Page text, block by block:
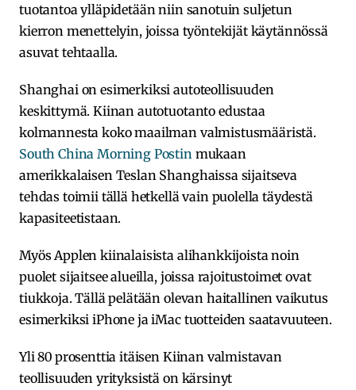
tuotantoa ylläpidetään niin sanotuin suljetun
kierron menettelyin, joissa työntekijät käytännössä
asuvat tehtaalla.
Shanghai on esimerkiksi autoteollisuuden
keskittymä. Kiinan autotuotanto edustaa
kolmannesta koko maailman valmistusmääristä.
South China Morning Postin mukaan
amerikkalaisen Teslan Shanghaissa sijaitseva
tehdas toimii tällä hetkellä vain puolella täydestä
kapasiteetistaan.
Myös Applen kiinalaisista alihankkijoista noin
puolet sijaitsee alueilla, joissa rajoitustoimet ovat
tiukkoja. Tällä pelätään olevan haitallinen vaikutus
esimerkiksi iPhone ja iMac tuotteiden saatavuuteen.
Yli 80 prosenttia itäisen Kiinan valmistavan
teollisuuden yrityksistä on kärsinyt